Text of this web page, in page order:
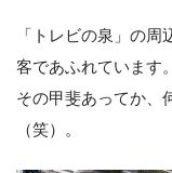
「トレビの泉」の
客であふれています
その甲斐あってか、
（笑）。